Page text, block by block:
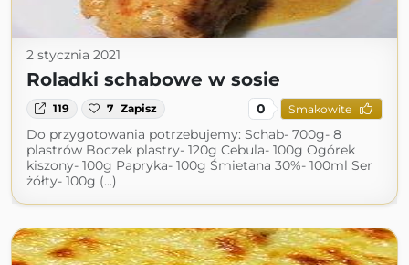
2 stycznia 2021
Roladki schabowe w sosie
119 7 Zapisz 0 Smakowite
Do przygotowania potrzebujemy: Schab- 700g- 8
plastrów Boczek plastry- 120g Cebula- 100g Ogórek
kiszony- 100g Papryka- 100g Śmietana 30%- 100ml Ser
żółty- 100g (...)